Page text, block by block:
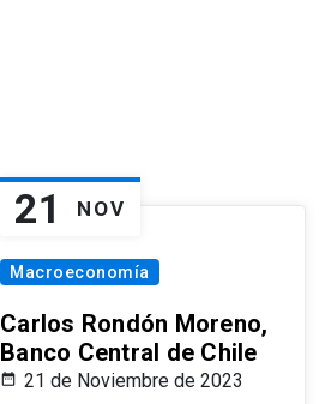
21 NOV
Macroeconomía
Carlos Rondón Moreno,
Banco Central de Chile
21 de Noviembre de 2023